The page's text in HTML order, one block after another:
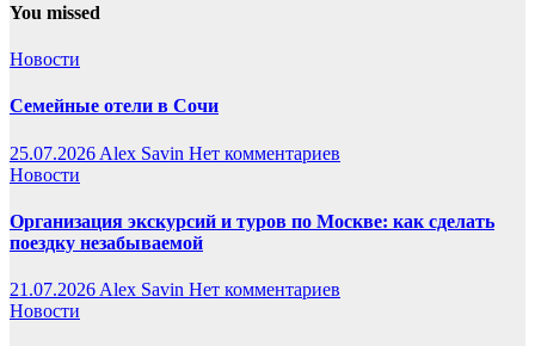
You missed
Новости
Семейные отели в Сочи
25.07.2026 Alex Savin Нет комментариев
Новости
Организация экскурсий и туров по Москве: как сделать
поездку незабываемой
21.07.2026 Alex Savin Нет комментариев
Новости